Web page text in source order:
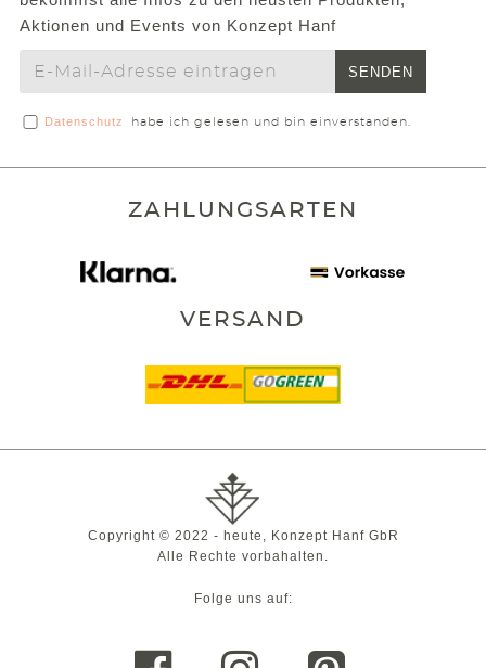
Aktionen und Events von Konzept Hanf
SENDEN
Datenschutz habe ich gelesen und bin einverstanden.
ZAHLUNGSARTEN
VERSAND
Copyright © 2022 - heute, Konzept Hanf GbR
Alle Rechte vorbahalten.
Folge uns auf: